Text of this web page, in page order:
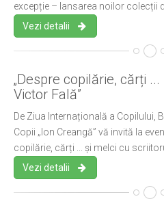
excepție – lansarea noilor colecții
Vezi detalii
„Despre copilărie, cărți
Victor Fală”
De Ziua Internațională a Copilului,
Copii „Ion Creangă” vă invită la
copilărie, cărți ... și melci cu
Vezi detalii